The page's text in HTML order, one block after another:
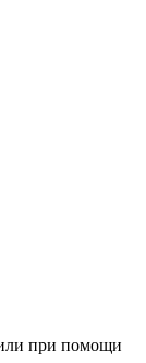
при помощи